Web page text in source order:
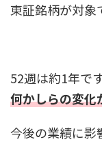
東証銘柄が対象
52週は約1年で
何かしらの変化
今後の業績に影